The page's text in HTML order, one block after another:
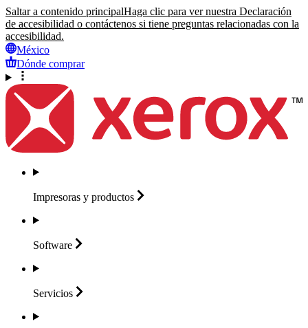
Saltar a contenido principalHaga clic para ver nuestra Declaración
de accesibilidad o contáctenos si tiene preguntas relacionadas con la
accesibilidad.
México
Dónde comprar
Impresoras y productos
Software
Servicios